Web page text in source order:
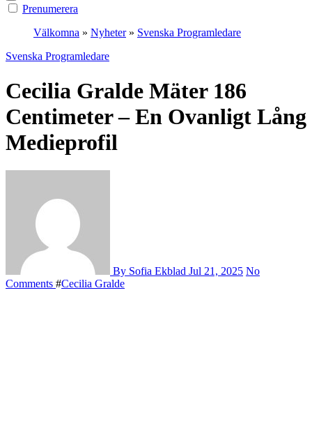
Prenumerera
Välkomna » Nyheter» Svenska Programledare
Svenska Programledare
Cecilia Gralde Mäter 186
Centimeter – En Ovanligt Lång
Medieprofil
By Sofia Ekblad Jul 21, 2025 No
Comments #Cecilia Gralde